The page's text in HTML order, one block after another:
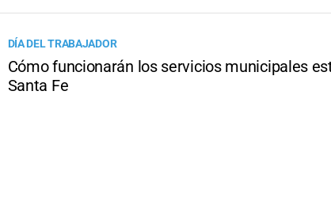
DÍA DEL TRABAJADOR
Cómo funcionarán los servicios municipales
Santa Fe